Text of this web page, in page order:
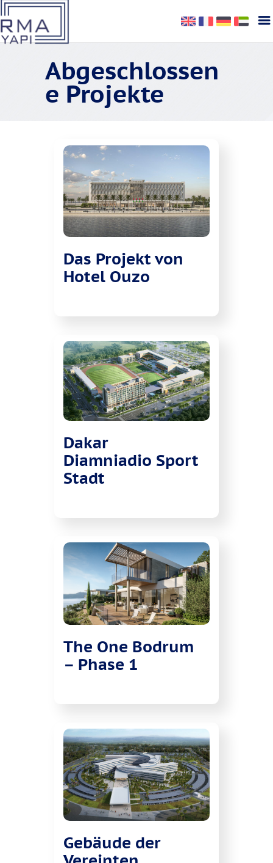
Abgeschlossen
e Projekte
Das Projekt von
Hotel Ouzo
Dakar
Diamniadio Sport
Stadt
The One Bodrum
– Phase 1
Gebäude der